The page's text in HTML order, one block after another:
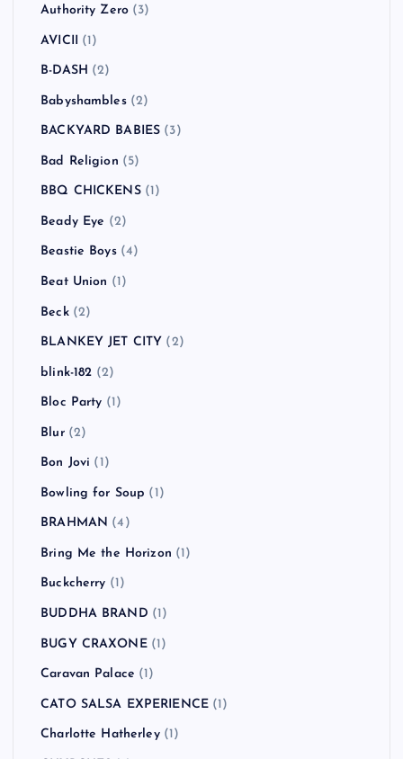
Authority Zero (3)
AVICII (1)
B-DASH (2)
Babyshambles(2)
BACKYARD BABIES (3)
Bad Religion (5)
BBQ CHICKENS(1)
Beady Eye (2)
Beastie Boys(4)
Beat Union (1)
Beck(2)
BLANKEY JET CITY (2)
blink-182 (2)
Bloc Party (1)
Blur(2)
Bon Jovi (1)
Bowling for Soup (1)
BRAHMAN (4)
Bring Me the Horizon (1)
Buckcherry (1)
BUDDHA BRAND (1)
BUGY CRAXONE(1)
Caravan Palace (1)
CATO SALSA EXPERIENCE (1)
Charlotte Hatherley(1)